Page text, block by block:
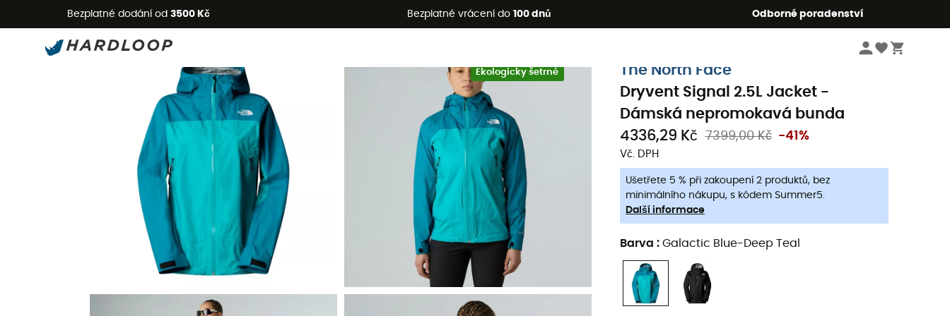
Bezplatné dodání od 3500 Kč Bezplatné vrácení do 100 dnů Odborné poradenství
Letní akce 🔥 -5 % EXTRA při nákupu 2 produktů* s kódem Summer5
Ekologicky šetrné
Dámské
The North Face
Dryvent Signal 2.5L Jacket -
Dámská nepromokavá bunda
4336,29 Kč
7399,00 Kč -41%
Vč. DPH
Ušetřete 5 % při zakoupení 2 produktů, bez
minimálního nákupu, s kódem Summer5.
Další informace
Barva : Galactic Blue-Deep Teal